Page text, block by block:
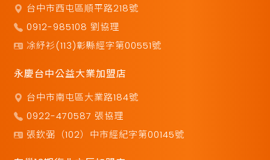
台中市西屯區順平路218號
0912-985108 劉協理
凃紓衫(113)彰縣經字第00551號
永慶台中公益大業加盟店
台中市南屯區大業路184號
0922-470587 張協理
張欽弼（102）中市經紀字第00145號